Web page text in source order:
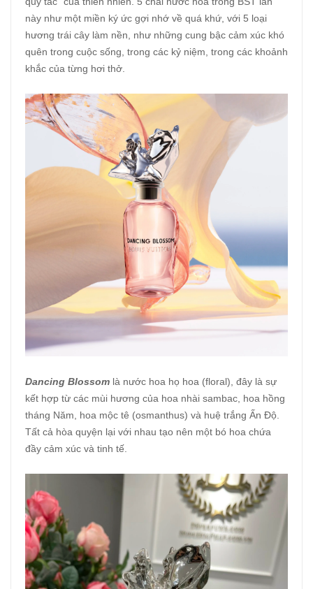
này như một miền ký ức gợi nhớ về quá khứ, với 5 loại
hương trái cây làm nền, như những cung bậc cảm xúc khó
quên trong cuộc sống, trong các kỷ niệm, trong các khoảnh
khắc của từng hơi thở.
Dancing Blossom là nước hoa họ hoa (floral), đây là sự
kết hợp từ các mùi hương của hoa nhài sambac, hoa hồng
tháng Năm, hoa mộc tê (osmanthus) và huệ trắng Ấn Độ.
Tất cả hòa quyện lại với nhau tạo nên một bó hoa chứa
đầy cảm xúc và tinh tế.